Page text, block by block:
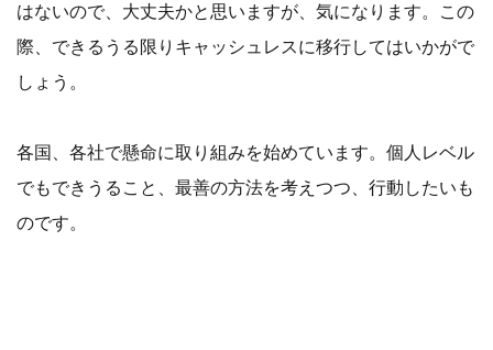
はないので、大丈夫かと思いますが、気になります。この
際、できるうる限りキャッシュレスに移行してはいかがで
しょう。
各国、各社で懸命に取り組みを始めています。個人レベル
でもできうること、最善の方法を考えつつ、行動したいも
のです。